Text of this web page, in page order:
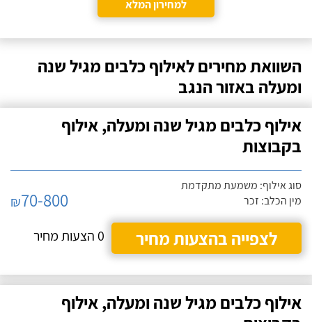
למחירון המלא
השוואת מחירים לאילוף כלבים מגיל שנה
ומעלה באזור הנגב
אילוף כלבים מגיל שנה ומעלה, אילוף
בקבוצות
סוג אילוף: משמעת מתקדמת
מין הכלב: זכר
₪70-800
לצפייה בהצעות מחיר
0 הצעות מחיר
אילוף כלבים מגיל שנה ומעלה, אילוף